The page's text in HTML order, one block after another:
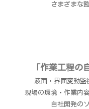
さまざまな
「作業工程の
液面・界面変動監
現場の環境・作業内
自社開発の